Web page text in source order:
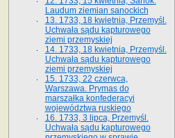
Laudum ziemian sanockich
13. 1733, 18 kwietnia, Przemyśl.
Uchwała sądu kapturowego
ziemi przemyskiej
14. 1733, 18 kwietnia, Przemyśl.
Uchwała sądu kapturowego
ziemi przemyskiej
15. 1733, 22 czerwca,
Warszawa. Prymas do
marszałka konfederacyi
województwa ruskiego
16. 1733, 3 lipca, Przemyśl.
Uchwała sądu kapturowego